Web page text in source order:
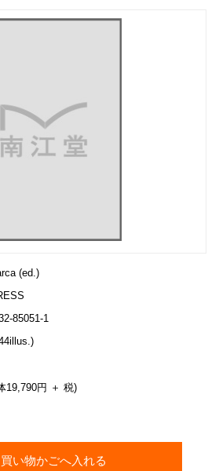
(ed.)
85051-1
19,790円 ＋ 税)